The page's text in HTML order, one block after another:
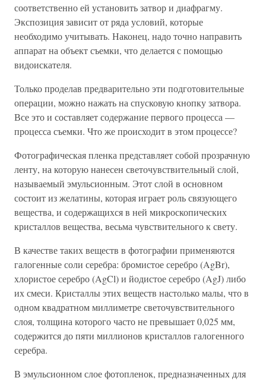
соответственно ей установить затвор и диафрагму.
Экспозиция зависит от ряда условий, которые
необходимо учитывать. Наконец, надо точно направить
аппарат на объект съемки, что делается с помощью
видоискателя.
Только проделав предварительно эти подготовительные
операции, можно нажать на спусковую кнопку затвора.
Все это и составляет содержание первого процесса —
процесса съемки. Что же происходит в этом процессе?
Фотографическая пленка представляет собой прозрачную
ленту, на которую нанесен светочувствительный слой,
называемый эмульсионным. Этот слой в основном
состоит из желатины, которая играет роль связующего
вещества, и содержащихся в ней микроскопических
кристаллов вещества, весьма чувствительного к свету.
В качестве таких веществ в фотографии применяются
галогенные соли серебра: бромистое серебро (AgBr),
хлористое серебро (AgCl) и йодистое серебро (AgJ) либо
их смеси. Кристаллы этих веществ настолько малы, что в
одном квадратном миллиметре светочувствительного
слоя, толщина которого часто не превышает 0,025 мм,
содержится до пяти миллионов кристаллов галогенного
серебра.
В эмульсионном слое фотопленок, предназначенных для